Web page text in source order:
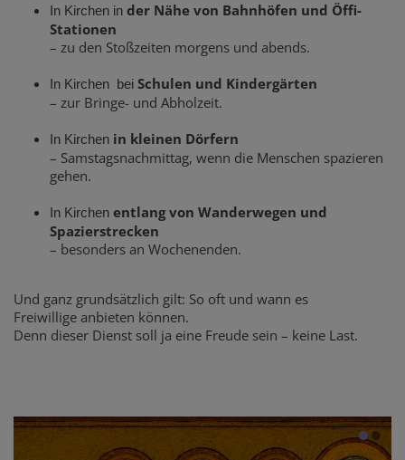
In Kirchen in der Nähe von Bahnhöfen und Öffi-
Stationen
– zu den Stoßzeiten morgens und abends.
In Kirchen bei Schulen und Kindergärten
– zur Bringe- und Abholzeit.
In Kirchen in kleinen Dörfern
– Samstagsnachmittag, wenn die Menschen spazieren
gehen.
In Kirchen entlang von Wanderwegen und
Spazierstrecken
– besonders an Wochenenden.
Und ganz grundsätzlich gilt: So oft und wann es
Freiwillige anbieten können.
Denn dieser Dienst soll ja eine Freude sein – keine Last.